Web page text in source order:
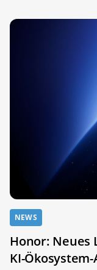
NEWS
Honor: Neues
KI-